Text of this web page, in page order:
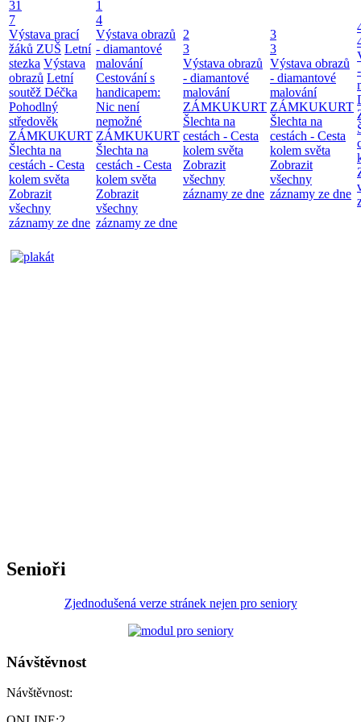
31
7
Výstava prací
žáků ZUŠ Letní
stezka Výstava
obrazů Letní
soutěž Déčka
Pohodlný
středověk
ZÁMKUKURT
Šlechta na
cestách - Cesta
kolem světa
Zobrazit
všechny
záznamy ze dne
1
4
Výstava obrazů
- diamantové
malování
Cestování s
handicapem:
Nic není
nemožné
ZÁMKUKURT
Šlechta na
cestách - Cesta
kolem světa
Zobrazit
všechny
záznamy ze dne
2
3
Výstava obrazů
- diamantové
malování
ZÁMKUKURT
Šlechta na
cestách - Cesta
kolem světa
Zobrazit
všechny
záznamy ze dne
3
3
Výstava obrazů
- diamantové
malování
ZÁMKUKURT
Šlechta na
cestách - Cesta
kolem světa
Zobrazit
všechny
záznamy ze dne
Senioři
Zjednodušená verze stránek nejen pro seniory
Návštěvnost
Návštěvnost: